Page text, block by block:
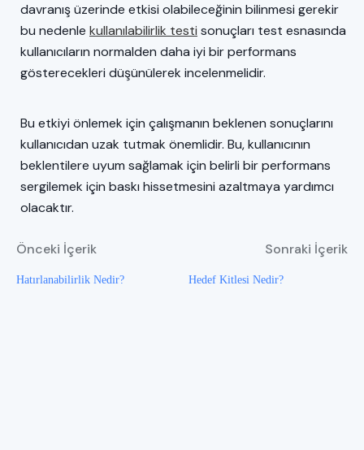
davranış üzerinde etkisi olabileceğinin bilinmesi gerekir
bu nedenle kullanılabilirlik testi sonuçları test esnasında
kullanıcıların normalden daha iyi bir performans
gösterecekleri düşünülerek incelenmelidir.
Bu etkiyi önlemek için çalışmanın beklenen sonuçlarını
kullanıcıdan uzak tutmak önemlidir. Bu, kullanıcının
beklentilere uyum sağlamak için belirli bir performans
sergilemek için baskı hissetmesini azaltmaya yardımcı
olacaktır.
Sonraki İçerik
Önceki İçerik
Hatırlanabilirlik Nedir? Hedef Kitlesi Nedir?